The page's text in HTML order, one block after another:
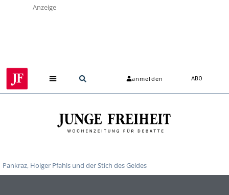
Anzeige
anmelden ABO
Pankraz, Holger Pfahls und der Stich des Geldes